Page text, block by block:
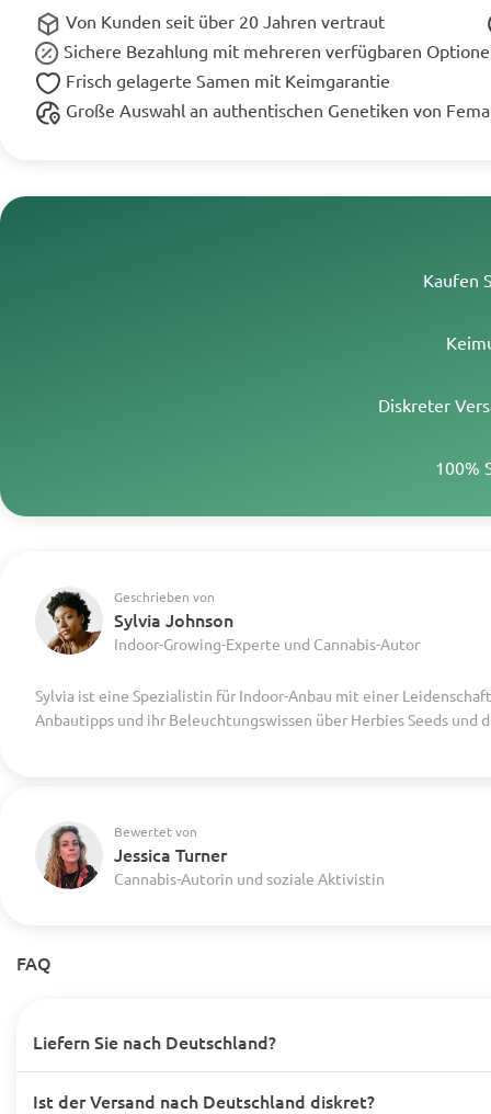
Von Kunden seit über 20 Jahren vertraut
Sichere Bezahlung mit mehreren verfügbaren
Frisch gelagerte Samen mit Keimgarantie
Große Auswahl an authentischen Genetiken von
Kaufen
Diskreter
100%
Geschrieben von
Sylvia Johnson
Indoor-Growing-Experte und Cannabis-Autor
Sylvia ist eine Spezialistin für Indoor-Anbau mit einer
Anbautipps und ihr Beleuchtungswissen über Herbies Seeds und
Bewertet von
Jessica Turner
Cannabis-Autorin und soziale Aktivistin
FAQ
Liefern Sie nach Deutschland?
Ist der Versand nach Deutschland diskret?